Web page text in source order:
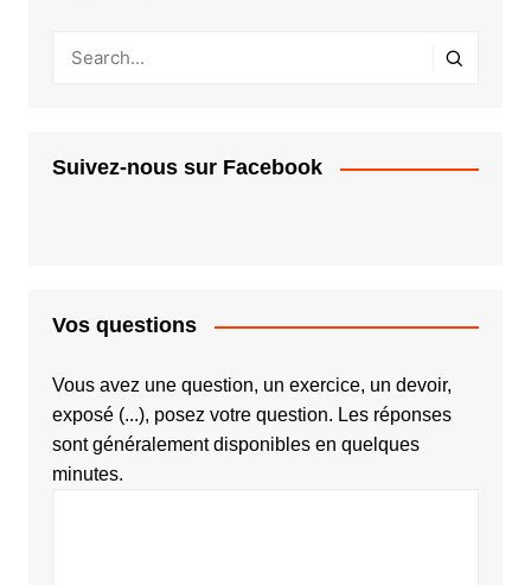
Suivez-nous sur Facebook
Vos questions
Vous avez une question, un exercice, un devoir,
exposé (...), posez votre question. Les réponses
sont généralement disponibles en quelques
minutes.